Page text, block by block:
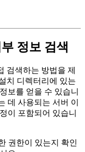
정보 검색
검색하는 방법을 제
치 디렉터리에 있는
보를 얻을 수 있습니
데 사용되는 서버 이
이 포함되어 있습니
권한이 있는지 확인